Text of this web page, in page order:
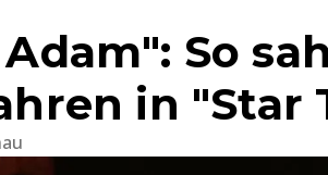
So
in "Star